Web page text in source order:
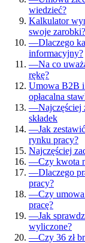
wiedzieć?
Kalkulator
swoje zarobki?
—Dlaczego
informacyjny?
—Na co
rękę?
Umowa B2B i
opłacalna
—Najczęściej
składek
—Jak
rynku pracy?
Najczęściej
—Czy kwota
—Dlaczego
pracy?
—Czy umowa
pracę?
—Jak
wyliczone?
—Czy 36 zł